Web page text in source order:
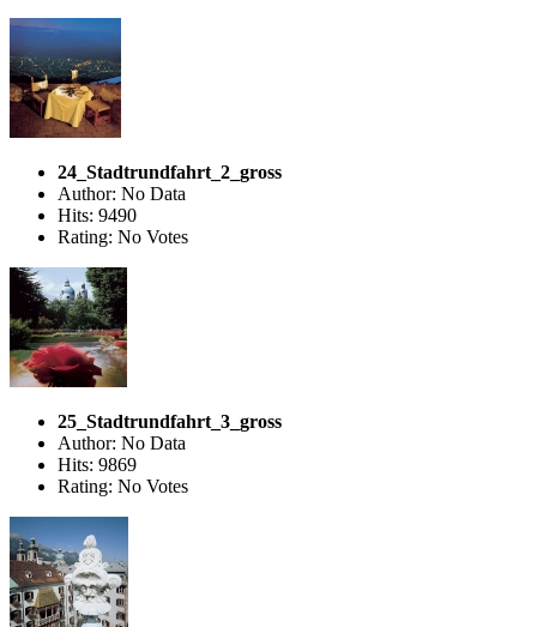
24_Stadtrundfahrt_2_gross
Author: No Data
Hits: 9490
Rating: No Votes
25_Stadtrundfahrt_3_gross
Author: No Data
Hits: 9869
Rating: No Votes